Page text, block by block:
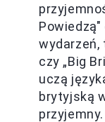
czy „Big
uczą
brytyjską